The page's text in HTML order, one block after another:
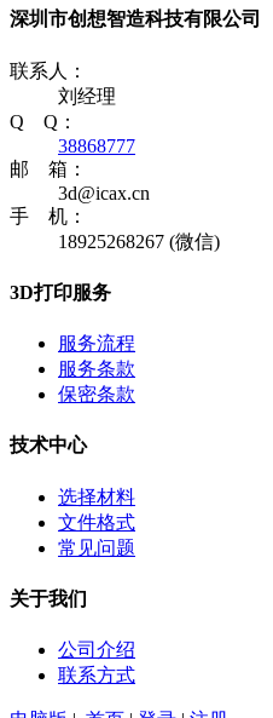
深圳市创想智造科技有限公司
联系人：
刘经理
Q Q：
38868777
邮 箱：
3d@icax.cn
手 机：
18925268267 (微信)
3D打印服务
服务流程
服务条款
保密条款
技术中心
选择材料
文件格式
常见问题
关于我们
公司介绍
联系方式